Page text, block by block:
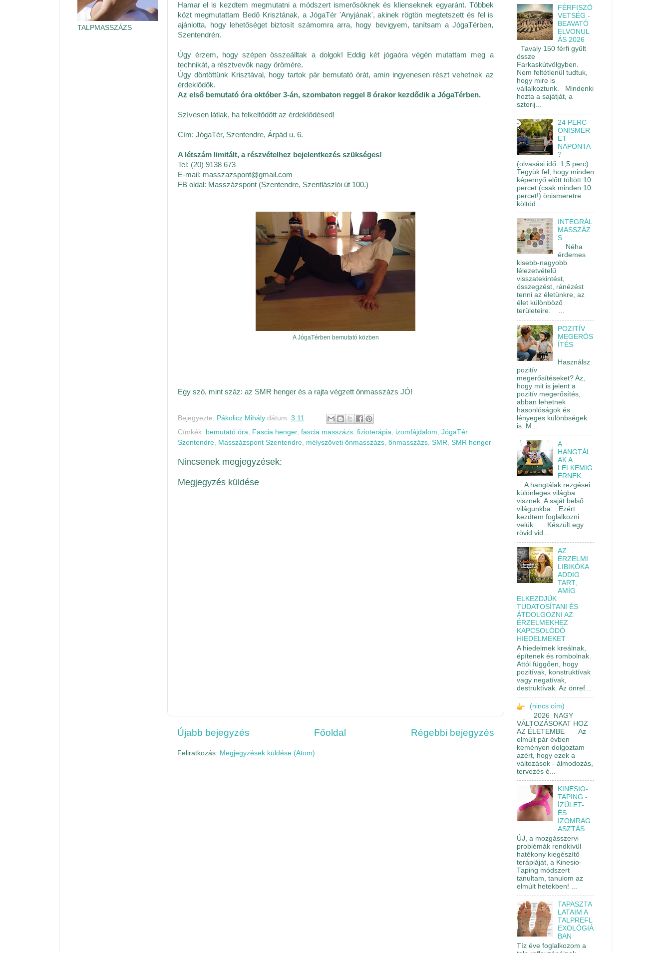
Hamar el is kezdtem megmutatni a módszert ismerősöknek és klienseknek egyaránt. Többek
közt megmutattam Bedő Krisztának, a JógaTér 'Anyjának', akinek rögtön megtetszett és fel is
ajánlotta, hogy lehetőséget biztosít számomra arra, hogy bevigyem, tanítsam a JógaTérben,
Szentendrén.
Úgy érzem, hogy szépen összeálltak a dolgok! Eddig két jógaóra végén mutattam meg a
technikát, a résztvevők nagy örömére.
Úgy döntöttünk Krisztával, hogy tartok pár bemutató órát, amin ingyenesen részt vehetnek az
érdeklődők.
Az első bemutató óra október 3-án, szombaton reggel 8 órakor kezdődik a JógaTérben.
Szívesen látlak, ha felkeltődött az érdeklődésed!
Cím: JógaTér, Szentendre, Árpád u. 6.
A létszám limitált, a részvételhez bejelentkezés szükséges!
Tel: (20) 9138 673
E-mail: masszazspont@gmail.com
FB oldal: Masszázspont (Szentendre, Szentlászlói út 100.)
A JógaTérben bemutató közben
Egy szó, mint száz: az SMR henger és a rajta végzett önmasszázs JÓ!
Bejegyezte: Pákolicz Mihály dátum: 3:11
Címkék: bemutató óra Fascia henger, fascia masszázs, fizioterápia izomfájdalom JógaTér
Szentendre, Masszázspont Szentendre, mélyszöveti önmasszázs, önmasszázs, SMR SMR henger
Nincsenek megjegyzések:
Megjegyzés küldése
Újabb bejegyzés Régebbi bejegyzés
Főoldal
Feliratkozás: Megjegyzések küldése (Atom)
TALPMASSZÁZS
FÉRFISZÖ
VETSÉG -
BEAVATÓ
ELVONUL
ÁS 2026
Tavaly 150 férfi gyűlt
össze
Farkaskútvölgyben.
Nem feltétlenül tudtuk,
hogy mire is
vállalkoztunk. Mindenki
hozta a sajátját, a
sztorij...
24 PERC
ÖNISMER
ET
NAPONTA
?
(olvasási idő: 1,5 perc)
Tegyük fel, hogy minden
képernyő előtt töltött 10.
percet (csak minden 10.
percet!) önismeretre
költöd ...
INTEGRÁL
MASSZÁZ
S
Néha
érdemes
kisebb-nagyobb
lélezetvételű
visszatekintést,
összegzést, ránézést
tenni az életünkre, az
élet különböző
területeire. ...
POZITÍV
MEGERÖS
ÍTÉS
Használsz
pozitív
megerősítéseket? Az,
hogy mit is jelent a
pozitív megerősítés,
abban lehetnek
hasonlóságok és
lényeges különbségek
is. M...
A
HANGTÁL
AK A
LELKEMIG
ÉRNEK
A hangtálak rezgései
különleges világba
visznek. A saját belső
világunkba. Ezért
kezdtem foglalkozni
velük. Készült egy
rövid vid...
AZ
ÉRZELMI
LIBIKÓKA
ADDIG
TART,
AMÍG
ELKEZDJÜK
TUDATOSÍTANI ÉS
ÁTDOLGOZNI AZ
ÉRZELMEKHEZ
KAPCSOLÓDÓ
HIEDELMEKET
A hiedelmek kreálnak,
építenek és rombolnak.
Attól függően, hogy
pozitívak, konstruktívak
vagy negatívak,
destruktívak. Az önref...
(nincs cím)
2026 NAGY
VÁLTOZÁSOKAT HOZ
AZ ÉLETEMBE Az
elmúlt pár évben
keményen dolgoztam
azért, hogy ezek a
változások - álmodozás,
tervezés é...
KINESIO-
TAPING -
ÍZÜLET-
ÉS
IZOMRAG
ASZTÁS
ÚJ, a mozgásszervi
problémák rendkívül
hatékony kiegészítő
terápiáját, a Kinesio-
Taping módszert
tanultam, tanulom az
elmúlt hetekben! ...
TAPASZTA
LATAIM A
TALPREFL
EXOLÓGIÁ
BAN
Tíz éve foglalkozom a